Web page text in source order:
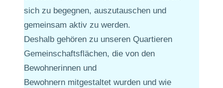
sich zu begegnen, auszutauschen und
gemeinsam aktiv zu werden.
Deshalb gehören zu unseren Quartieren
Gemeinschaftsflächen, die von den
Bewohnerinnen und
Bewohnern mitgestaltet wurden und wie